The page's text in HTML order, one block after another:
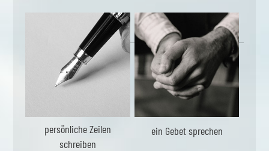
persönliche Zeilen
schreiben
ein Gebet sprechen